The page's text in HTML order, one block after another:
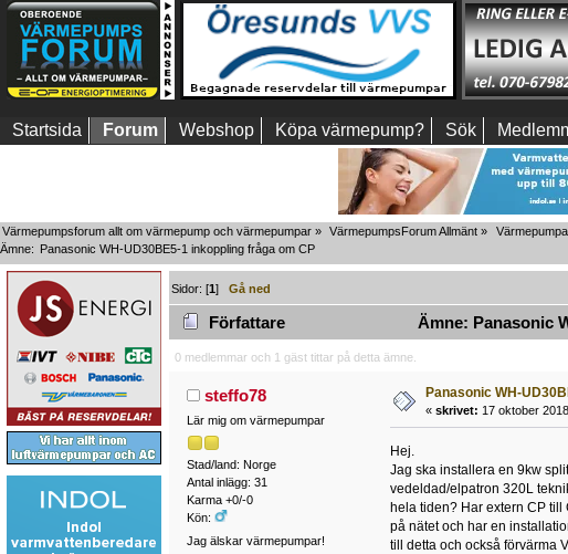
Startsida Forum Webshop Köpa värmepump? Sök
Värmepumpsforum allt om värmepump och värmepumpar » VärmepumpsForum Allmänt »
Ämne: Panasonic WH-UD30BE5-1 inkoppling fråga om CP
Sidor: [1]Gå ned
Författare Ämne: Panasonic
0 medlemmar och 1 gäst tittar på detta ämne.
steffo78
Lär mig om värmepumpar
Stad/land: Norge
Antal inlägg: 31
Karma +0/-0
Kön:
Jag älskar värmepumpar!
Panasonic WH-
« skrivet: 17 oktober
Hej.
Jag ska installera en 9kw
vedeldad/elpatron 320L
hela tiden? Har extern CP
på nätet och har en
till detta och också förvärma